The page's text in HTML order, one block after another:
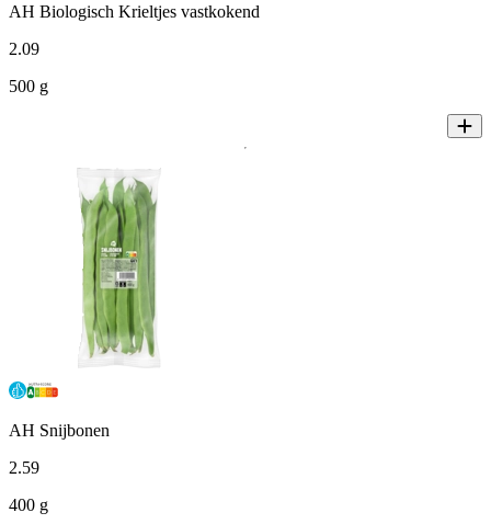
AH Biologisch Krieltjes vastkokend
2.09
500 g
AH Snijbonen
2.59
400 g